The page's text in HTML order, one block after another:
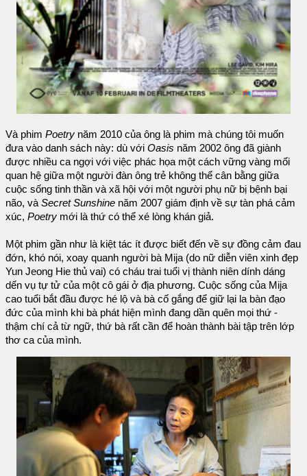
Và phim Poetry năm 2010 của ông là phim mà chúng tôi muốn
đưa vào danh sách này: dù với Oasis năm 2002 ông đã giành
được nhiều ca ngợi với việc phác họa một cách vững vàng mối
quan hệ giữa một người đàn ông trẻ không thể cân bằng giữa
cuộc sống tinh thần và xã hội với một người phụ nữ bị bệnh bại
não, và Secret Sunshine năm 2007 giám định về sự tàn phá cảm
xúc, Poetry mới là thứ có thể xé lòng khán giả.
Một phim gần như là kiệt tác ít được biết đến về sự đồng cảm đau
đớn, khó nói, xoay quanh người bà Mija (do nữ diễn viên xinh đẹp
Yun Jeong Hie thủ vai) có cháu trai tuổi vị thành niên dính dáng
dến vụ tự tử của một cô gái ở địa phương. Cuộc sống của Mija
cao tuổi bắt đầu được hé lộ và bà cố gắng để giữ lại la bàn đạo
đức của mình khi bà phát hiện mình đang dần quên mọi thứ -
thậm chí cả từ ngữ, thứ bà rất cần để hoàn thành bài tập trên lớp
thơ ca của mình.